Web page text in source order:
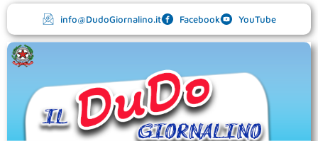
contenuto
info@DudoGiornalino.it Facebook YouTube